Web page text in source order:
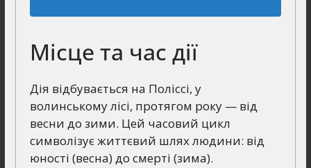
Місце та час дії
Дія відбувається на Поліссі, у
волинському лісі, протягом року — від
весни до зими. Цей часовий цикл
символізує життєвий шлях людини: від
юності (весна) до смерті (зима).